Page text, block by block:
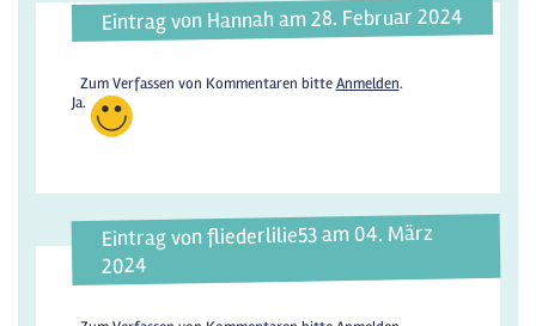
Eintrag von Hannah am 28. Februar 2024
Zum Verfassen von Kommentaren bitteAnmelden.
Ja.
Eintrag von fliederlilie53 am 04. März
2024